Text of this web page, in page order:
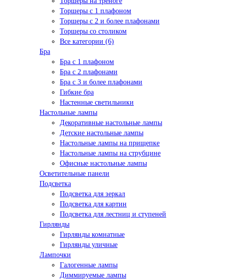
Торшеры с 1 плафоном
Торшеры с 2 и более плафонами
Торшеры со столиком
Все категории (6)
Бра
Бра с 1 плафоном
Бра с 2 плафонами
Бра с 3 и более плафонами
Гибкие бра
Настенные светильники
Настольные лампы
Декоративные настольные лампы
Детские настольные лампы
Настольные лампы на прищепке
Настольные лампы на струбцине
Офисные настольные лампы
Осветительные панели
Подсветка
Подсветка для зеркал
Подсветка для картин
Подсветка для лестниц и ступеней
Гирлянды
Гирлянды комнатные
Гирлянды уличные
Лампочки
Галогенные лампы
Диммируемые лампы